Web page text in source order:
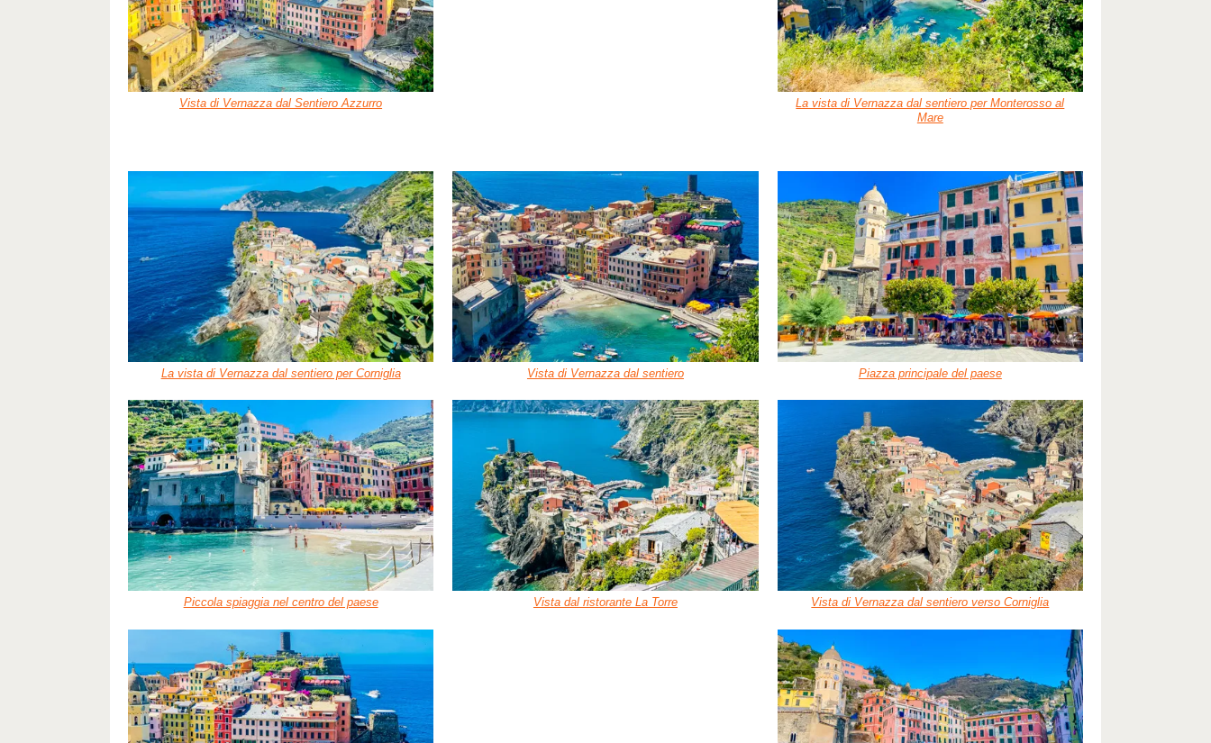
Vista di Vernazza dal Sentiero Azzurro
La vista di Vernazza dal sentiero per Monterosso al
Mare
La vista di Vernazza dal sentiero per Corniglia Vista di Vernazza dal sentiero Piazza principale del paese
Piccola spiaggia nel centro del paese Vista dal ristorante La Torre Vista di Vernazza dal sentiero verso Corniglia